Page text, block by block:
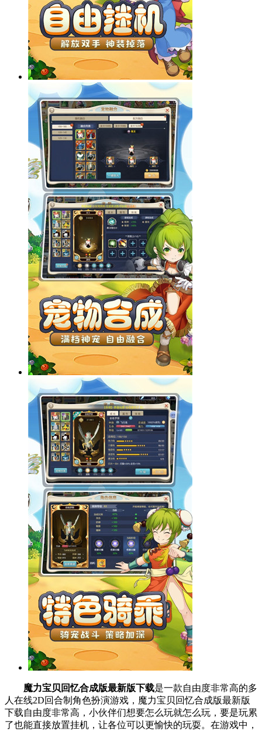
魔力宝贝回忆合成版最新版下载是一款自由度非常高的多
人在线2D回合制角色扮演游戏，魔力宝贝回忆合成版最新版
下载自由度非常高，小伙伴们想要怎么玩就怎么玩，要是玩累
了也能直接放置挂机，让各位可以更愉快的玩耍。在游戏中，